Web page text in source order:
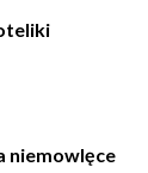
niemowlęce